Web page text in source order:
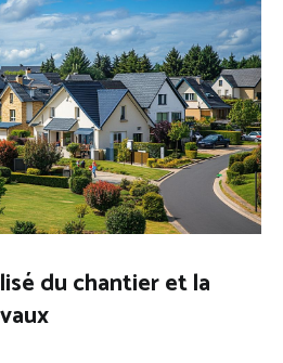
du chantier et la